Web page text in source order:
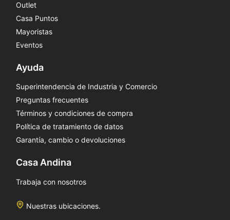
Outlet
Casa Puntos
Mayoristas
Eventos
Ayuda
Superintendencia de Industria y Comercio
Preguntas frecuentes
Términos y condiciones de compra
Política de tratamiento de datos
Garantía, cambio o devoluciones
Casa Andina
Trabaja con nosotros
Nuestras ubicaciones.